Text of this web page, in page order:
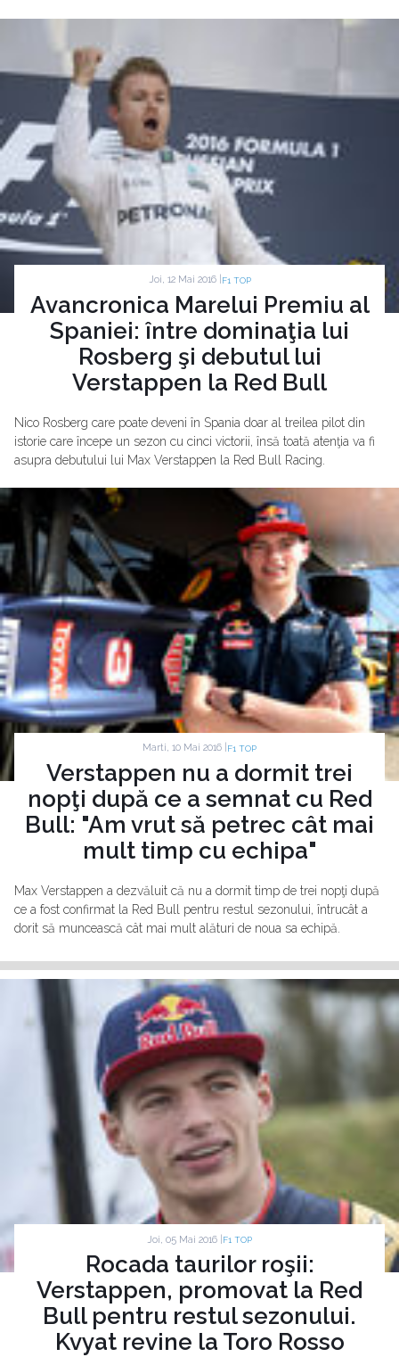
Joi, 12 Mai 2016 | F1 TOP
Avancronica Marelui Premiu al
Spaniei: între dominaţia lui
Rosberg şi debutul lui
Verstappen la Red Bull
Nico Rosberg care poate deveni în Spania doar al treilea pilot din
istorie care începe un sezon cu cinci victorii, însă toată atenţia va fi
asupra debutului lui Max Verstappen la Red Bull Racing.
Marti, 10 Mai 2016 | F1 TOP
Verstappen nu a dormit trei
nopţi după ce a semnat cu Red
Bull: "Am vrut să petrec cât mai
mult timp cu echipa"
Max Verstappen a dezvăluit că nu a dormit timp de trei nopţi după
ce a fost confirmat la Red Bull pentru restul sezonului, întrucât a
dorit să muncească cât mai mult alături de noua sa echipă.
Joi, 05 Mai 2016 | F1 TOP
Rocada taurilor roşii:
Verstappen, promovat la Red
Bull pentru restul sezonului.
Kvyat revine la Toro Rosso